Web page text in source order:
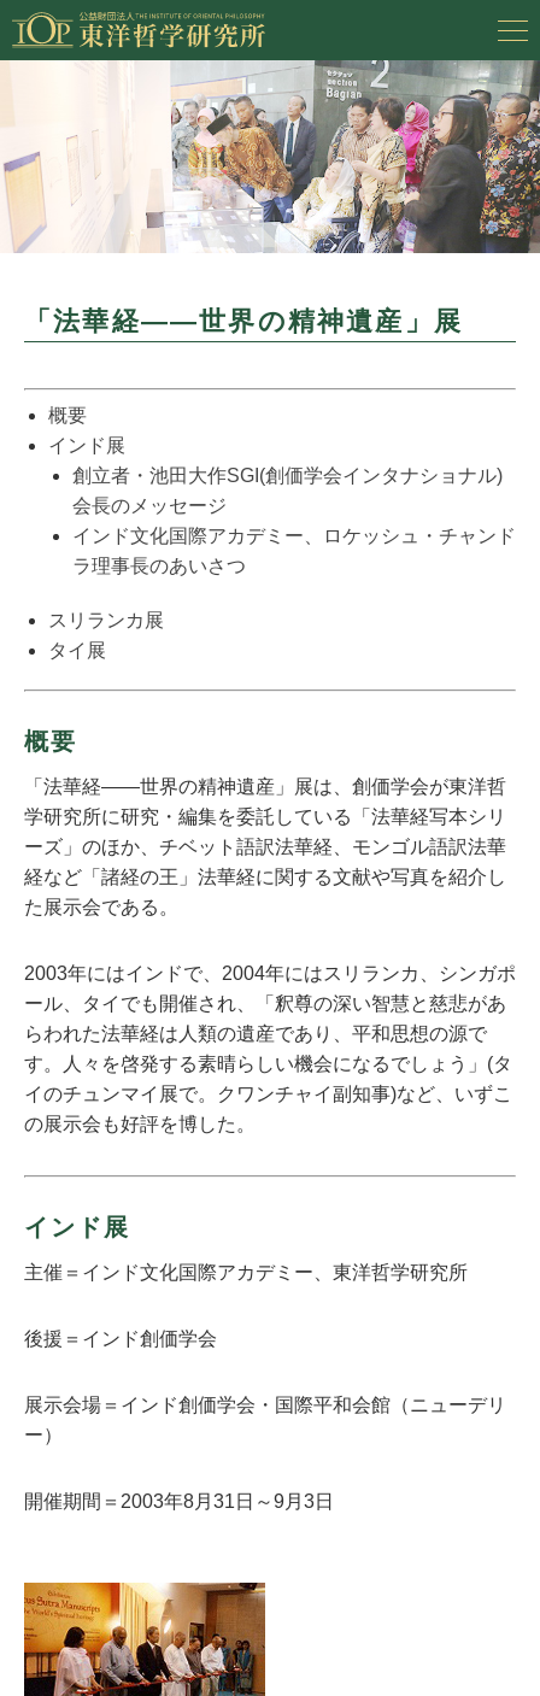
「法華経――世界の精神遺産」展
概要
インド展
創立者・池田大作SGI(創価学会インタナショナル)
会長のメッセージ
インド文化国際アカデミー、ロケッシュ・チャンド
ラ理事長のあいさつ
スリランカ展
タイ展
概要
「法華経――世界の精神遺産」展は、創価学会が東洋哲
学研究所に研究・編集を委託している「法華経写本シリ
ーズ」のほか、チベット語訳法華経、モンゴル語訳法華
経など「諸経の王」法華経に関する文献や写真を紹介し
た展示会である。
2003年にはインドで、2004年にはスリランカ、シンガポ
ール、タイでも開催され、「釈尊の深い智慧と慈悲があ
らわれた法華経は人類の遺産であり、平和思想の源で
す。人々を啓発する素晴らしい機会になるでしょう」(タ
イのチュンマイ展で。クワンチャイ副知事)など、いずこ
の展示会も好評を博した。
インド展
主催＝インド文化国際アカデミー、東洋哲学研究所
後援＝インド創価学会
展示会場＝インド創価学会・国際平和会館（ニューデリ
ー）
開催期間＝2003年8月31日～9月3日